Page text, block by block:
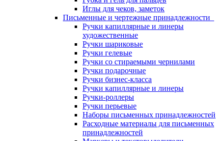
Иглы для чеков, заметок
Письменные и чертежные принадлежности
Ручки капиллярные и линеры
художественные
Ручки шариковые
Ручки гелевые
Ручки со стираемыми чернилами
Ручки подарочные
Ручки бизнес-класса
Ручки капиллярные и линеры
Ручки-роллеры
Ручки перьевые
Наборы письменных принадлежностей
Расходные материалы для письменных
принадлежностей